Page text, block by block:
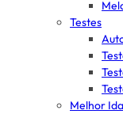
Testes
Melhor